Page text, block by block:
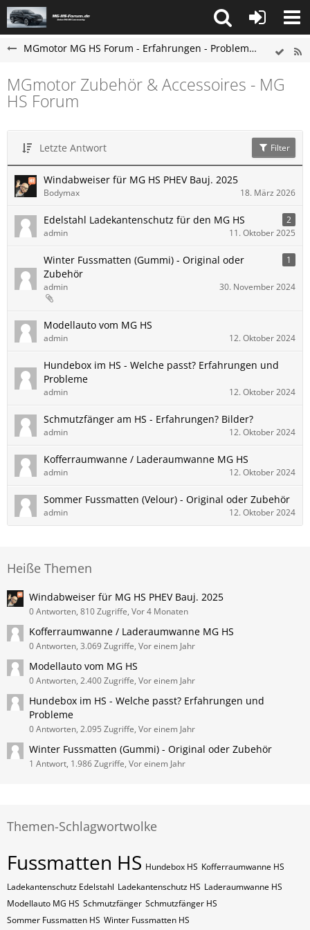
MGmotor MG HS Forum - Erfahrungen - Probleme - Hilfe
MGmotor Zubehör & Accessoires - MG
HS Forum
Letzte Antwort Filter
Windabweiser für MG HS PHEV Bauj. 2025
Bodymax 18. März 2026
Edelstahl Ladekantenschutz für den MG HS
2
admin
11. Oktober 2025
Winter Fussmatten (Gummi) - Original oder
Zubehör
1
admin 30. November 2024
Modellauto vom MG HS
admin 12. Oktober 2024
Hundebox im HS - Welche passt? Erfahrungen und
Probleme
admin 12. Oktober 2024
Schmutzfänger am HS - Erfahrungen? Bilder?
admin 12. Oktober 2024
Kofferraumwanne / Laderaumwanne MG HS
admin 12. Oktober 2024
Sommer Fussmatten (Velour) - Original oder Zubehör
admin 12. Oktober 2024
Heiße Themen
Windabweiser für MG HS PHEV Bauj. 2025
0 Antworten, 810 Zugriffe, Vor 4 Monaten
Kofferraumwanne / Laderaumwanne MG HS
0 Antworten, 3.069 Zugriffe, Vor einem Jahr
Modellauto vom MG HS
0 Antworten, 2.400 Zugriffe, Vor einem Jahr
Hundebox im HS - Welche passt? Erfahrungen und
Probleme
0 Antworten, 2.095 Zugriffe, Vor einem Jahr
Winter Fussmatten (Gummi) - Original oder Zubehör
1 Antwort, 1.986 Zugriffe, Vor einem Jahr
Themen-Schlagwortwolke
Fussmatten HS Hundebox HS Kofferraumwanne HS
Ladekantenschutz Edelstahl Ladekantenschutz HS Laderaumwanne HS
Modellauto MG HS Schmutzfänger Schmutzfänger HS
Sommer Fussmatten HS Winter Fussmatten HS